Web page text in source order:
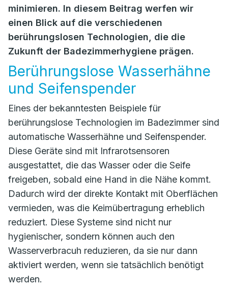
minimieren. In diesem Beitrag werfen wir
einen Blick auf die verschiedenen
berührungslosen Technologien, die die
Zukunft der Badezimmerhygiene prägen.
Berührungslose Wasserhähne
und Seifenspender
Eines der bekanntesten Beispiele für
berührungslose Technologien im Badezimmer sind
automatische Wasserhähne und Seifenspender.
Diese Geräte sind mit Infrarotsensoren
ausgestattet, die das Wasser oder die Seife
freigeben, sobald eine Hand in die Nähe kommt.
Dadurch wird der direkte Kontakt mit Oberflächen
vermieden, was die Keimübertragung erheblich
reduziert. Diese Systeme sind nicht nur
hygienischer, sondern können auch den
Wasserverbracuh reduzieren, da sie nur dann
aktiviert werden, wenn sie tatsächlich benötigt
werden.